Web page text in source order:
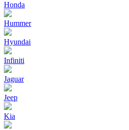
Honda
Hummer
Hyundai
Infiniti
Jaguar
Jeep
Kia